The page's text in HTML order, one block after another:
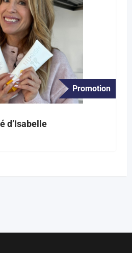
Promotion
d’Isabelle